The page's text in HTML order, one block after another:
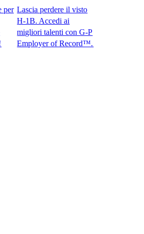
Lascia perdere il visto
H-1B. Accedi ai
migliori talenti con G-P
Employer of Record™.​​